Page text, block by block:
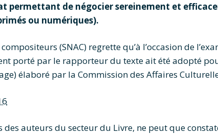
permettant de négocier sereinement et
ou numériques).
(SNAC) regrette qu’à l’occasion de
porté par le rapporteur du texte ait été adopté
élaboré par la Commission des Affaires
des auteurs du secteur du Livre, ne peut que